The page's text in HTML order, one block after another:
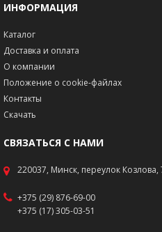
ИНФОРМАЦИЯ
Каталог
Доставка и оплата
О компании
Положение о cookie-файлах
Контакты
Скачать
СВЯЗАТЬСЯ С НАМИ
220037, Минск, переулок Козлова,
+375 (29) 876-69-00
+375 (17) 305-03-51